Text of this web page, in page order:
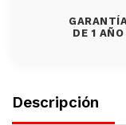
DE 1 AÑO
Descripción